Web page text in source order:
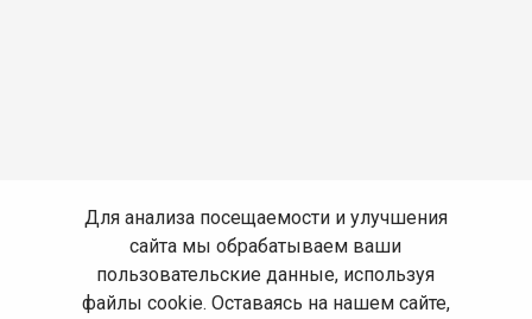
Для анализа посещаемости и улучшения
сайта мы обрабатываем ваши
пользовательские данные, используя
файлы cookie. Оставаясь на нашем сайте,